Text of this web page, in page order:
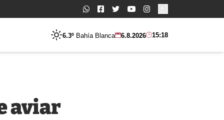
Buscar:
6.3º Bahía Blanca 6.8.2026 15:18
aviar